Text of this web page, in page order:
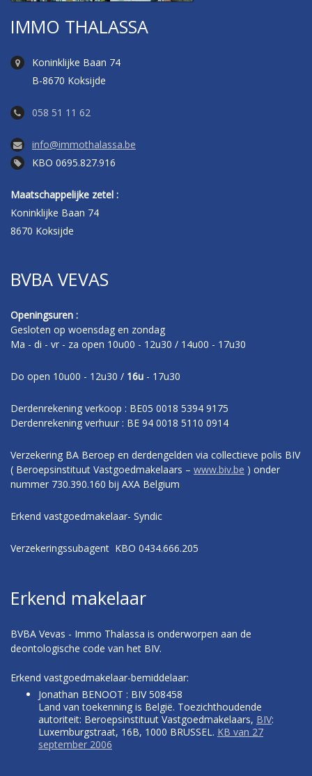
IMMO THALASSA
Koninklijke Baan 74
B-8670 Koksijde
058 51 11 62
info@immothalassa.be
KBO 0695.827.916
Maatschappelijke zetel :
Koninklijke Baan 74
8670 Koksijde
BVBA VEVAS
Openingsuren :
Gesloten op woensdag en zondag
Ma - di - vr - za open 10u00 - 12u30 / 14u00 - 17u30
Do open 10u00 - 12u30 / 16u - 17u30
Derdenrekening verkoop : BE05 0018 5394 9175
Derdenrekening verhuur : BE 94 0018 5110 0914
Verzekering BA Beroep en derdengelden via collectieve polis BIV
( Beroepsinstituut Vastgoedmakelaars – www.biv.be ) onder
nummer 730.390.160 bij AXA Belgium
Erkend vastgoedmakelaar- Syndic
Verzekeringssubagent KBO 0434.666.205
Erkend makelaar
BVBA Vevas - Immo Thalassa is onderworpen aan de
deontologische code van het BIV.
Erkend vastgoedmakelaar-bemiddelaar:
Jonathan BENOOT : BIV 508458
Land van toekenning is België. Toezichthoudende
autoriteit: Beroepsinstituut Vastgoedmakelaars, BIV:
Luxemburgstraat, 16B, 1000 BRUSSEL. KB van 27
september 2006